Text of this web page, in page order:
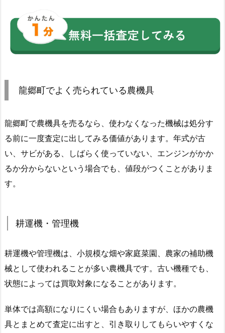
龍郷町でよく売られている農機具
龍郷町で農機具を売るなら、使わなくなった機械は処分す
る前に一度査定に出してみる価値があります。年式が古
い、サビがある、しばらく使っていない、エンジンがかか
るか分からないという場合でも、値段がつくことがありま
す。
耕運機・管理機
耕運機や管理機は、小規模な畑や家庭菜園、農家の補助機
械として使われることが多い農機具です。古い機種でも、
状態によっては買取対象になることがあります。
単体では高額になりにくい場合もありますが、ほかの農機
具とまとめて査定に出すと、引き取りしてもらいやすくな